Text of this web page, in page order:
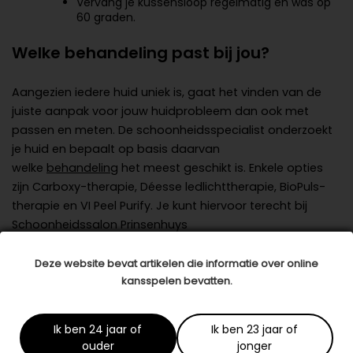
Deze website bevat artikelen die informatie over online
kansspelen bevatten.
Ik ben 24 jaar of
ouder
Ik ben 23 jaar of
jonger
60 graden.
Welke behandeling past bij jou?
Aangezien iedere huid uniek is, gaat het vinden van de
juiste aanpak voor jouw huidprobleem dan ook met
passen en meten. De schoonheidsspecialist onderzoekt
je huid en bepaalt op basis daarvan
welke behandeling het meest geschikt is. Enkele opties
zijn Carboxy-therapie, Déesse ledlichttherapie, BioPuls-
therapie en VI Peel Purify. Je kunt hiervoor terecht bij
Schoonheidssalon Prinsenhuys
Over Prinsenhuys
of je huid onder handen laten nemen met een
professionele behandeling? Schoonheidsspecialiste